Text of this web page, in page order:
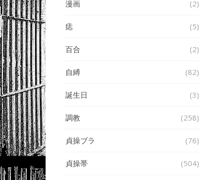
漫画 (2)
痣 (5)
百合 (2)
自縛 (82)
誕生日 (3)
調教 (258)
貞操ブラ (76)
貞操帯 (504)